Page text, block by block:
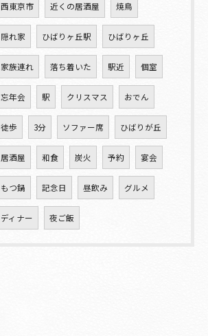
西東京市 近くの居酒屋 焼鳥
隠れ家 ひばりヶ丘駅 ひばりヶ丘
家族連れ 落ち着いた 駅近 個室
忘年会 駅 クリスマス おでん
徒歩 3分 ソファー席 ひばりが丘
居酒屋 和食 炭火 予約 宴会
もつ鍋 記念日 昼飲み グルメ
ディナー 夜ご飯